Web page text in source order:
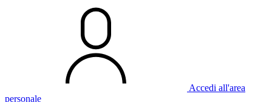
Accedi all'area
personale